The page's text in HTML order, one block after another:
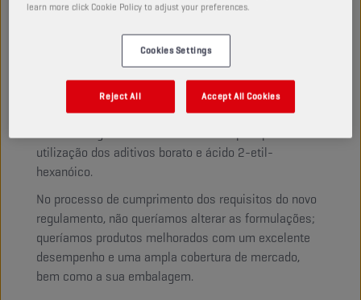
automóveis de passageiros, veículos
pesados e motociclos.
O QUE MUDÁMOS E POR QUÊ?
Por razões ambientais e de segurança, os mais
recentes regulamentos da União Europeia proíbem a
utilização dos aditivos borato e ácido 2-etil-
hexanóico.
No processo de cumprimento dos requisitos do novo
regulamento, não queríamos alterar as formulações;
queríamos produtos melhorados com um excelente
desempenho e uma ampla cobertura de mercado,
bem como a sua embalagem.
learn more click Cookie Policy to adjust your preferences.
Cookies Settings
Reject All Accept All Cookies